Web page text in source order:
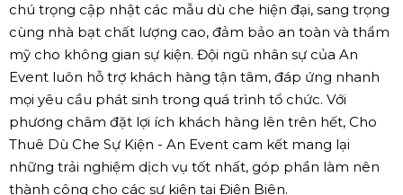
chú trọng cập nhật các mẫu dù che hiện đại, sang trọng
cùng nhà bạt chất lượng cao, đảm bảo an toàn và thẩm
mỹ cho không gian sự kiện. Đội ngũ nhân sự của An
Event luôn hỗ trợ khách hàng tận tâm, đáp ứng nhanh
mọi yêu cầu phát sinh trong quá trình tổ chức. Với
phương châm đặt lợi ích khách hàng lên trên hết, Cho
Thuê Dù Che Sự Kiện - An Event cam kết mang lại
những trải nghiệm dịch vụ tốt nhất, góp phần làm nên
thành công cho các sự kiện tại Điện Biên.